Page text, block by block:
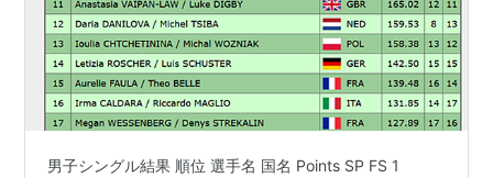
男子シングル結果 順位 選手名 国名 Points SP FS 1